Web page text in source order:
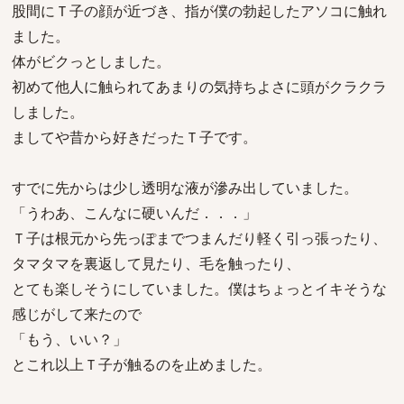
股間にＴ子の顔が近づき、指が僕の勃起したアソコに触れ
ました。
体がビクっとしました。
初めて他人に触られてあまりの気持ちよさに頭がクラクラ
しました。
ましてや昔から好きだったＴ子です。
すでに先からは少し透明な液が滲み出していました。
「うわあ、こんなに硬いんだ．．．」
Ｔ子は根元から先っぽまでつまんだり軽く引っ張ったり、
タマタマを裏返して見たり、毛を触ったり、
とても楽しそうにしていました。僕はちょっとイキそうな
感じがして来たので
「もう、いい？」
とこれ以上Ｔ子が触るのを止めました。